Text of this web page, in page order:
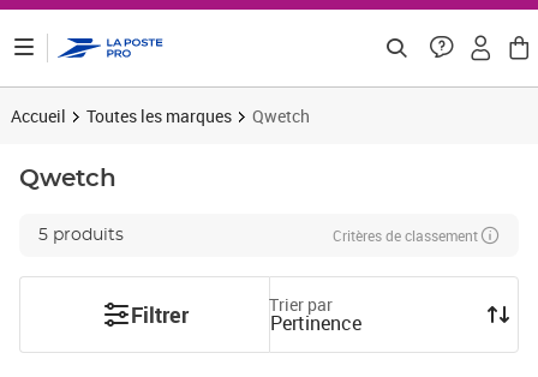
Accueil Toutes les marques Qwetch
Qwetch
5 produits Critères de classement
Filtrer Trier par
Pertinence